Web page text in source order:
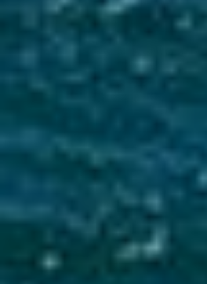
La Ville du Moule
l’installation d’une